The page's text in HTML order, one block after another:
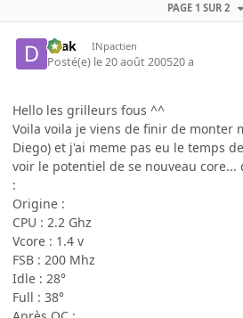
PAGE 1 SUR 2
Drak INpactien
Posté(e) le 20 août 200520 a
Hello les grilleurs fous ^^
Voila voila je viens de finir de monter
Diego) et j'ai meme pas eu le temps
voir le potentiel de se nouveau core...
:
Origine :
CPU : 2.2 Ghz
Vcore : 1.4 v
FSB : 200 Mhz
Idle : 28°
Full : 38°